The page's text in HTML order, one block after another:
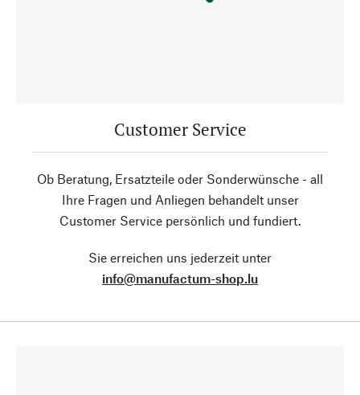
Customer Service
Ob Beratung, Ersatzteile oder Sonderwünsche - all
Ihre Fragen und Anliegen behandelt unser
Customer Service persönlich und fundiert.
Sie erreichen uns jederzeit unter
info@manufactum-shop.lu